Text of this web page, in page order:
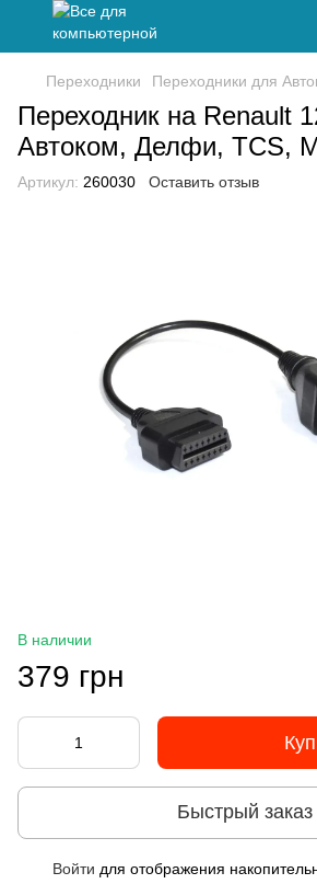
Переходники Переходники для
Переходник на Renault
Автоком, Делфи, TCS,
Артикул: 260030 Оставить отзыв
В наличии
379 грн
Быстрый заказ
Войти для отображения